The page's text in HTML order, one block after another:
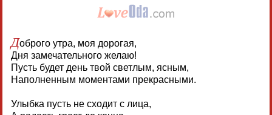
Доброго утра, моя дорогая,
Дня замечательного желаю!
Пусть будет день твой светлым, ясным,
Наполненным моментами прекрасными.
Улыбка пусть не сходит с лица,